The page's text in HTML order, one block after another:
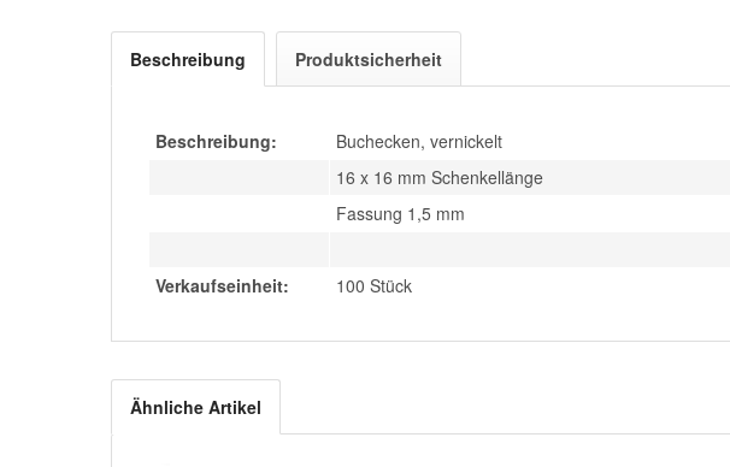
Beschreibung Produktsicherheit
Beschreibung:
Buchecken, vernickelt
16 x 16 mm Schenkellänge
Fassung 1,5 mm
Verkaufseinheit: 100 Stück
Ähnliche Artikel